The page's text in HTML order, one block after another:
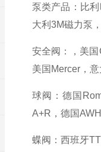
泵类产品：比
大利3M磁力泵
安全阀：，美
美国Mercer，
球阀：德国
A+R，德国
蝶阀：西班牙